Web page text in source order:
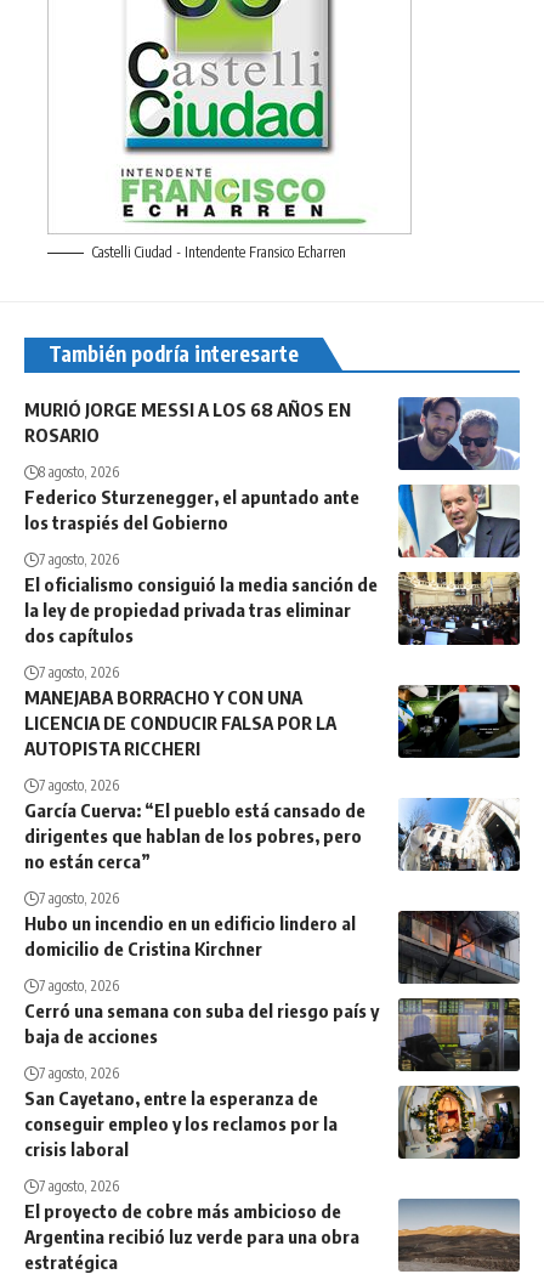
Castelli Ciudad - Intendente Fransico Echarren
También podría interesarte
MURIÓ JORGE MESSI A LOS 68 AÑOS EN
ROSARIO
8 agosto, 2026
Federico Sturzenegger, el apuntado ante
los traspiés del Gobierno
7 agosto, 2026
El oficialismo consiguió la media sanción de
la ley de propiedad privada tras eliminar
dos capítulos
7 agosto, 2026
MANEJABA BORRACHO Y CON UNA
LICENCIA DE CONDUCIR FALSA POR LA
AUTOPISTA RICCHERI
7 agosto, 2026
García Cuerva: “El pueblo está cansado de
dirigentes que hablan de los pobres, pero
no están cerca”
7 agosto, 2026
Hubo un incendio en un edificio lindero al
domicilio de Cristina Kirchner
7 agosto, 2026
Cerró una semana con suba del riesgo país y
baja de acciones
7 agosto, 2026
San Cayetano, entre la esperanza de
conseguir empleo y los reclamos por la
crisis laboral
7 agosto, 2026
El proyecto de cobre más ambicioso de
Argentina recibió luz verde para una obra
estratégica